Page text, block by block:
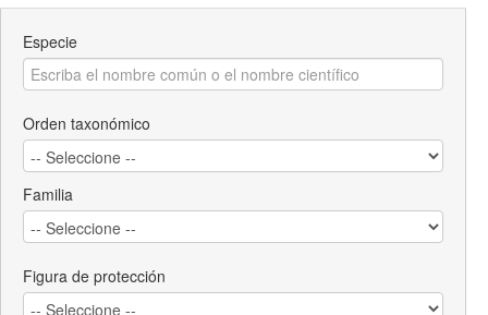
Especie
Orden taxonómico
Familia
Figura de protección